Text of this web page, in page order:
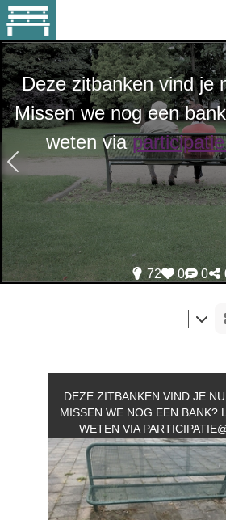
Deze zitbanken vind je
Missen we nog een
weten via
72 0 0
DEZE ZITBANKEN VIND JE NU
MISSEN WE NOG EEN BANK?
WETEN VIA